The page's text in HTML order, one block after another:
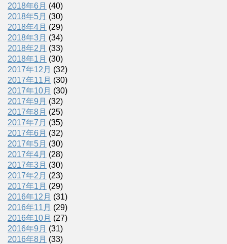
2018年6月 (40)
2018年5月 (30)
2018年4月 (29)
2018年3月 (34)
2018年2月 (33)
2018年1月 (30)
2017年12月 (32)
2017年11月 (30)
2017年10月 (30)
2017年9月 (32)
2017年8月 (25)
2017年7月 (35)
2017年6月 (32)
2017年5月 (30)
2017年4月 (28)
2017年3月 (30)
2017年2月 (23)
2017年1月 (29)
2016年12月 (31)
2016年11月 (29)
2016年10月 (27)
2016年9月 (31)
2016年8月 (33)